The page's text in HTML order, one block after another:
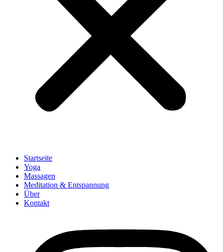
Startseite
Yoga
Massagen
Meditation & Entspannung
Über
Kontakt